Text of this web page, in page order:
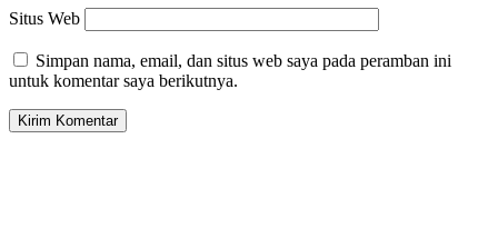
Situs Web
Simpan nama, email, dan situs web saya pada peramban ini
untuk komentar saya berikutnya.